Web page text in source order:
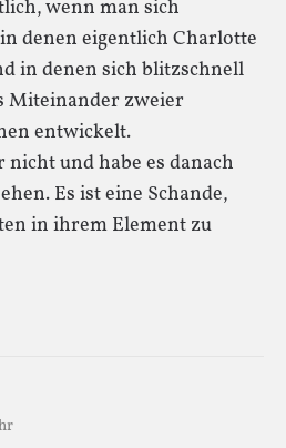
wenn man sich
denen eigentlich Charlotte
in denen sich blitzschnell
Miteinander zweier
entwickelt.
und habe es danach
Es ist eine Schande,
in ihrem Element zu